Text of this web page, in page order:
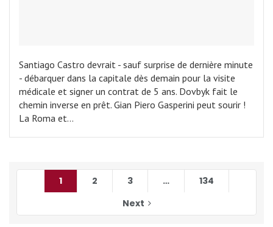
Santiago Castro devrait - sauf surprise de dernière minute
- débarquer dans la capitale dès demain pour la visite
médicale et signer un contrat de 5 ans. Dovbyk fait le
chemin inverse en prêt. Gian Piero Gasperini peut sourir !
La Roma et…
1 2 3 …
134
Next